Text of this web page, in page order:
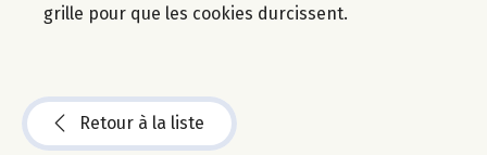
grille pour que les cookies durcissent.
Retour à la liste